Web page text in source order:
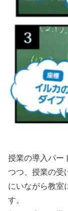
授業の導入パー
つつ、授業の受
にいながら教室
す。